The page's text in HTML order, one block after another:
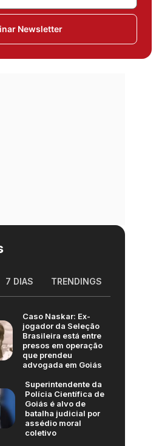
Newsletter
7 DIAS TRENDINGS
Caso Naskar: Ex-
jogador da Seleção
Brasileira está entre
presos em operação
que prendeu
advogada em Goiás
Superintendente da
Polícia Científica de
Goiás é alvo de
batalha judicial por
assédio moral
coletivo